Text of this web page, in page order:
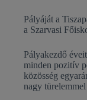
Pályáját a
a Szarvasi
Pályakezdő
minden pozitív
közösség
nagy